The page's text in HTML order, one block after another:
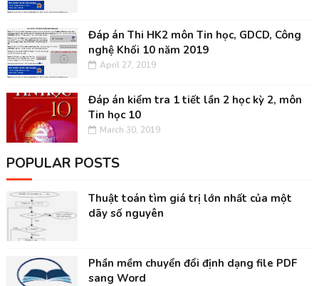
Đáp án Thi HK2 môn Tin học, GDCD, Công
nghệ Khối 10 năm 2019
April 27, 2019
Đáp án kiểm tra 1 tiết lần 2 học kỳ 2, môn
Tin học 10
March 30, 2019
POPULAR POSTS
Thuật toán tìm giá trị lớn nhất của một
dãy số nguyên
Phần mềm chuyển đổi định dạng file PDF
sang Word